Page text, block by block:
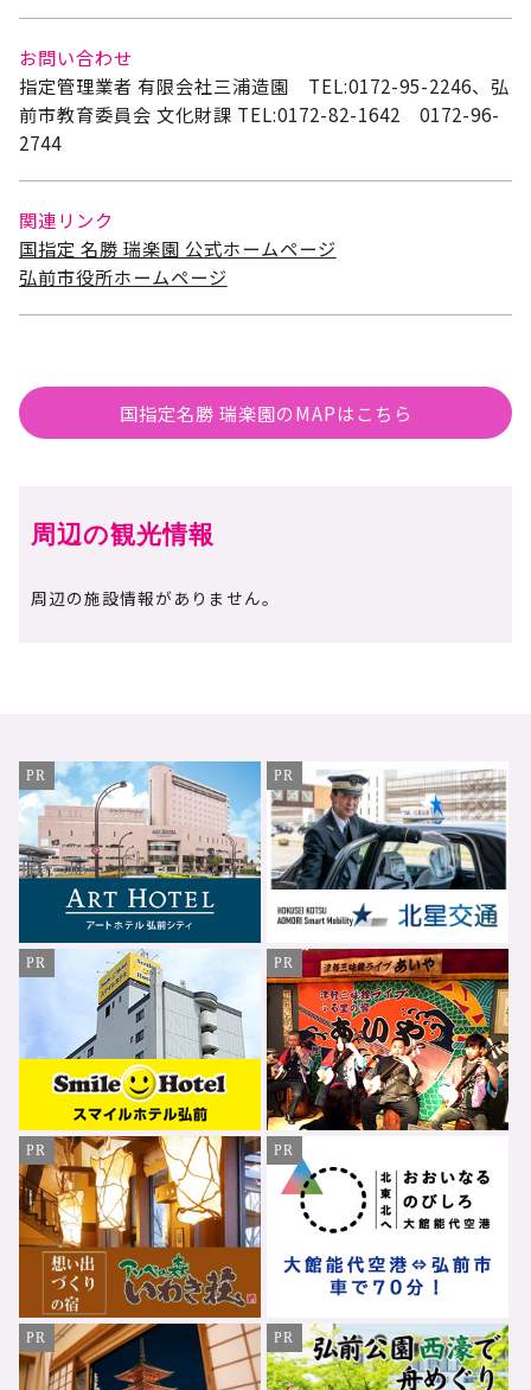
お問い合わせ
指定管理業者 有限会社三浦造園 TEL:0172-95-2246、弘
前市教育委員会 文化財課 TEL:0172-82-1642 0172-96-
2744
関連リンク
国指定 名勝 瑞楽園 公式ホームページ
弘前市役所ホームページ
国指定名勝 瑞楽園のMAPはこちら
周辺の観光情報
周辺の施設情報がありません。
PR PR
PR PR
PR PR
PR PR